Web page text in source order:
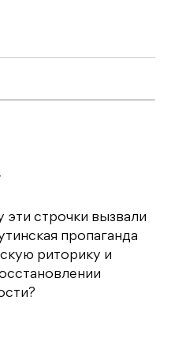
строчки вызвали
пропаганда
риторику и